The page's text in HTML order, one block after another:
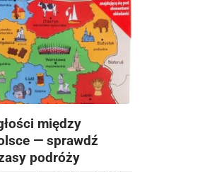
między
— sprawdź
podróży